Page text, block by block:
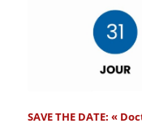
SAVE THE DATE: «